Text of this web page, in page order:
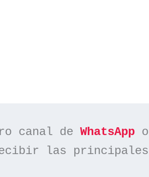
canal de WhatsApp
las